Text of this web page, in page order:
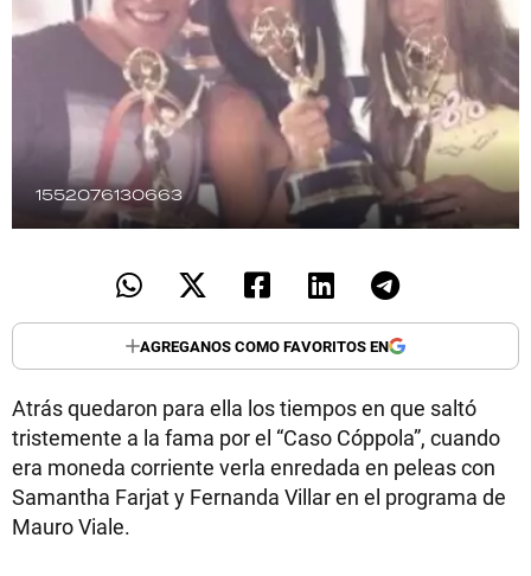
1552076130663
AGREGANOS COMO FAVORITOS EN
Atrás quedaron para ella los tiempos en que saltó
tristemente a la fama por el “Caso Cóppola”, cuando
era moneda corriente verla enredada en peleas con
Samantha Farjat y Fernanda Villar en el programa de
Mauro Viale.
HORÓSCOPO
Seguinos